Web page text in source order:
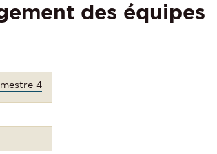
des équipes
4